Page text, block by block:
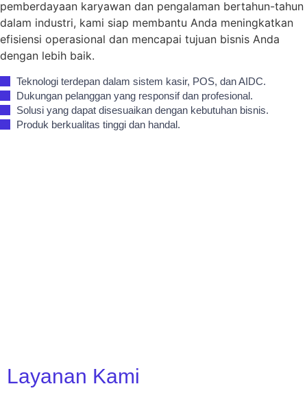
pemberdayaan karyawan dan pengalaman bertahun-tahun
dalam industri, kami siap membantu Anda meningkatkan
efisiensi operasional dan mencapai tujuan bisnis Anda
dengan lebih baik.
Teknologi terdepan dalam sistem kasir, POS, dan AIDC.
Dukungan pelanggan yang responsif dan profesional.
Solusi yang dapat disesuaikan dengan kebutuhan bisnis.
Produk berkualitas tinggi dan handal.
Layanan Kami